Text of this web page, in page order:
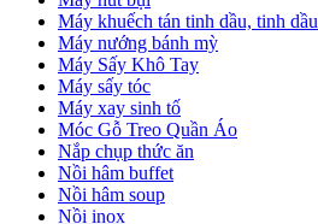
Máy khuếch tán tinh dầu, tinh dầu
Máy nướng bánh mỳ
Máy Sấy Khô Tay
Máy sấy tóc
Máy xay sinh tố
Móc Gỗ Treo Quần Áo
Nắp chụp thức ăn
Nồi hâm buffet
Nồi hâm soup
Nồi inox